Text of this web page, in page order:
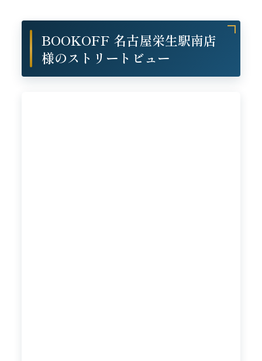
BOOKOFF 名古屋栄生駅南店
様のストリートビュー